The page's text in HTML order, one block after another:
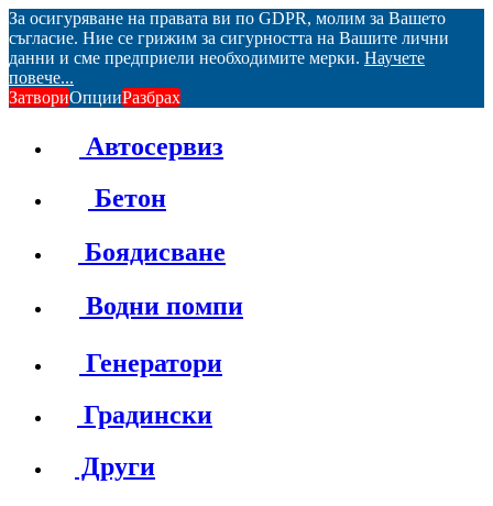
За осигуряване на правата ви по GDPR, молим за Вашето
съгласие. Ние се грижим за сигурността на Вашите лични
данни и сме предприели необходимите мерки. Научете
повече...
ЗатвориОпцииРазбрах
Автосервиз
Бетон
Боядисване
Водни помпи
Генератори
Градински
Други